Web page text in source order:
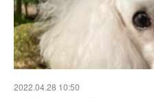
2022.04.28 10:50